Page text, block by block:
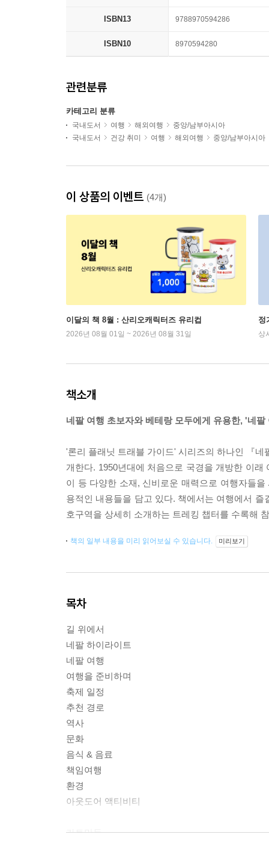
ISBN13 9788970594286
ISBN10 8970594280
관련분류
카테고리 분류
국내도서 여행 해외여행
중앙/남부아시아
국내도서
건강 취미 여행 해외여행 중앙/남부아시아
이 상품의 이벤트 (4개)
이달의 책 8월 : 산리오캐릭터즈 유리컵
2026년 08월 01일 ~ 2026년 08월 31일
정
상
책소개
네팔 여행 초보자와 베테랑 모두에게 유용한, '네
'론리 플래닛 트래블 가이드' 시리즈의 하나인 『
개한다. 1950년대에 처음으로 국경을 개방한 이
이 등 다양한 소재, 신비로운 매력으로 여행자들
용적인 내용들을 담고 있다. 책에서는 여행에서
호구역을 상세히 소개하는 트레킹 챕터를 수록해
책의 일부 내용을 미리 읽어보실 수 있습니다. 미리보기
목차
길 위에서
네팔 하이라이트
네팔 여행
여행을 준비하며
축제 일정
추천 경로
역사
문화
음식 & 음료
책임여행
환경
아웃도어 액티비티
카트만두